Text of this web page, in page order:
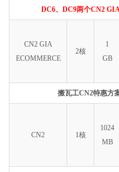
DC6、DC9两个CN2
CN2 GIA
ECOMMERCE
2核
1
GB
搬瓦工CN2特惠方
CN2 1核
1024
MB